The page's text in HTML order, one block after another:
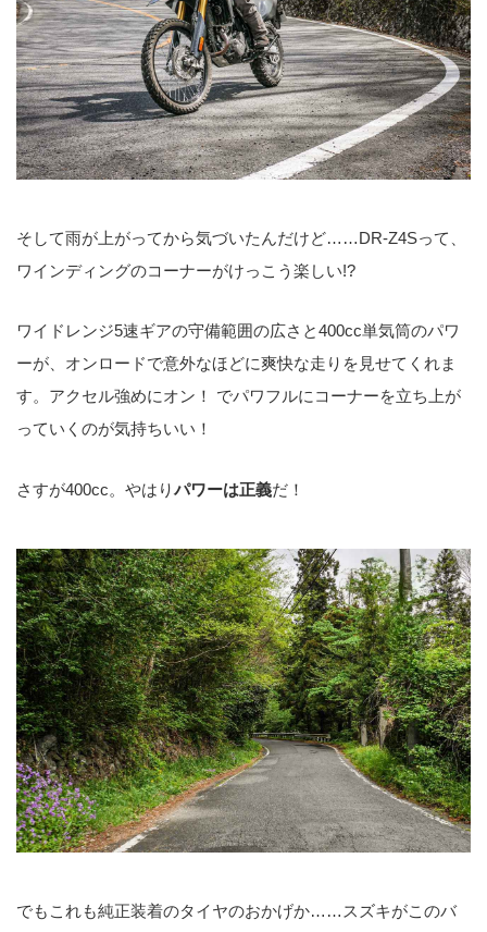
そして雨が上がってから気づいたんだけど……DR-Z4Sって、
ワインディングのコーナーがけっこう楽しい!?
ワイドレンジ5速ギアの守備範囲の広さと400cc単気筒のパワ
ーが、オンロードで意外なほどに爽快な走りを見せてくれま
す。アクセル強めにオン！ でパワフルにコーナーを立ち上が
っていくのが気持ちいい！
さすが400cc。やはりパワーは正義だ！
でもこれも純正装着のタイヤのおかげか……スズキがこのバ